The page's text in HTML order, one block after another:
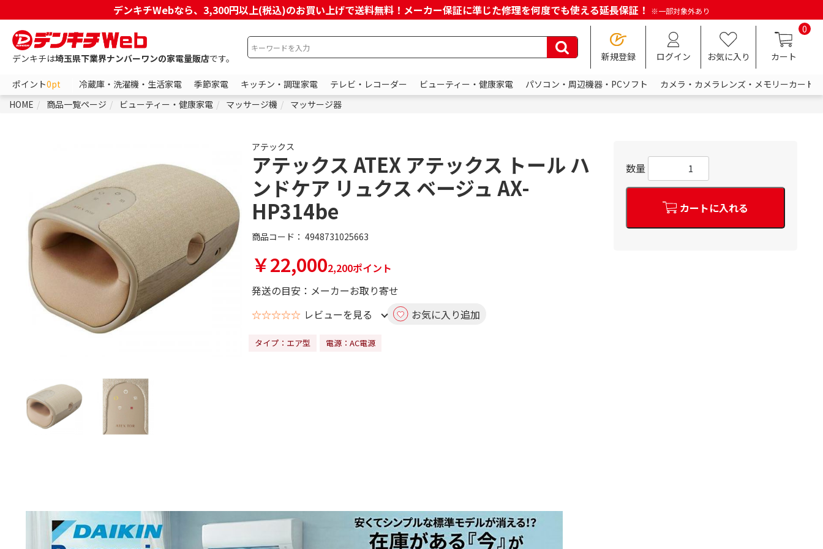
デンキチWebなら、3,300円以上(税込)のお買い上げで送料無料！メーカー保証に準じた修理を何度でも使える延長保証！ ※一部対象外あり
デンキチは埼玉県下業界ナンバーワンの家電量販店です。 新規登録 ログイン お気に入り
0
カート
ポイント0pt 冷蔵庫・洗濯機・生活家電 季節家電 キッチン・調理家電 テレビ・レコーダー ビューティー・健康家電 パソコン・周辺機器・PCソフト
カメラ・カメラレンズ・メモリーカード
HOME
商品一覧ページ ビューティー・健康家電 マッサージ機 マッサージ器
アテックス
アテックス ATEX アテックス トール ハ
ンドケア リュクス ベージュ AX-
HP314be
商品コード： 4948731025663
￥22,0002,200ポイント
発送の目安：メーカーお取り寄せ
☆☆☆☆☆ レビューを見る お気に入り追加
タイプ：エア型 電源：AC電源
数量
カートに入れる